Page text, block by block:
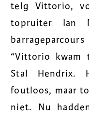
telg Vittorio,
topruiter Ian
“Vittorio
Stal Hendrix.
foutloos, maar
niet. Nu